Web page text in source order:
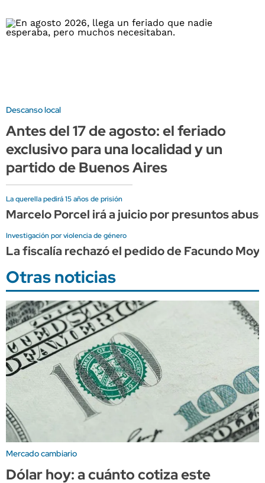
Descanso local
Antes del 17 de agosto: el feriado
exclusivo para una localidad y un
partido de Buenos Aires
La querella pedirá 15 años de prisión
Marcelo Porcel irá a juicio por presuntos
Investigación por violencia de género
La fiscalía rechazó el pedido de Facundo
Otras noticias
Mercado cambiario
Dólar hoy: a cuánto cotiza este